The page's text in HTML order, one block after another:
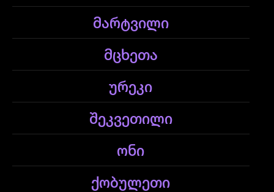
მარტვილი
მცხეთა
ურეკი
შეკვეთილი
ონი
ქობულეთი